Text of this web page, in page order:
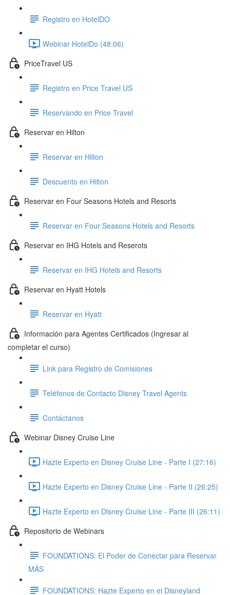
Registro en HotelDO
Webinar HotelDo (48:06)
PriceTravel US
Registro en Price Travel US
Reservando en Price Travel
Reservar en Hilton
Reservar en Hilton
Descuento en Hilton
Reservar en Four Seasons Hotels and Resorts
Reservar en Four Seasons Hotels and Resorts
Reservar en IHG Hotels and Reserots
Reservar en IHG Hotels and Resorts
Reservar en Hyatt Hotels
Reservar en Hyatt
Información para Agentes Certificados (Ingresar al
completar el curso)
Link para Registro de Comisiones
Teléfonos de Contacto Disney Travel Agents
Contáctanos
Webinar Disney Cruise Line
Hazte Experto en Disney Cruise Line - Parte I (27:16)
Hazte Experto en Disney Cruise Line - Parte II (26:25)
Hazte Experto en Disney Cruise Line - Parte III (26:11)
Repositorio de Webinars
FOUNDATIONS: El Poder de Conectar para Reservar
MÁS
FOUNDATIONS: Hazte Experto en el Disneyland